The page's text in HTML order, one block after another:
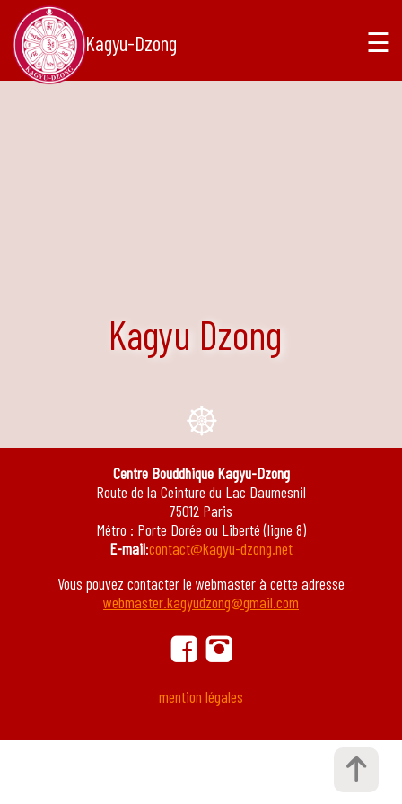
Kagyu-Dzong ☰
Kagyu Dzong
e
Centre Bouddhique Kagyu-Dzong
Route de la Ceinture du Lac Daumesnil
75012 Paris
Métro : Porte Dorée ou Liberté (ligne 8)
E-mail:contact@kagyu-dzong.net
Vous pouvez contacter le webmaster à cette adresse
webmaster.kagyudzong@gmail.com
ä ġ
mention légales
ï